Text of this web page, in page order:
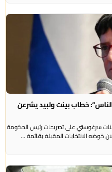
خطاب بينت ولبيد يشرعن
سرغوستي على تصريحات رئيس الحكومة
الانتخابات المقبلة بقائمة ...